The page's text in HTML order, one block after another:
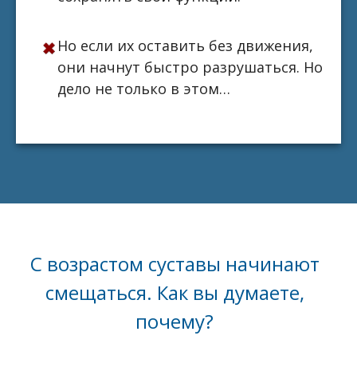
Но если их оставить без движения,
они начнут быстро разрушаться. Но
дело не только в этом…
С возрастом суставы начинают
смещаться. Как вы думаете,
почему?